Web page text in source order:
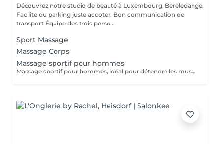
Découvrez notre studio de beauté à Luxembourg, Bereledange.
Facilite du parking juste accoter. Bon communication de
transport Équipe des trois perso...
Sport Massage
Massage Corps
Massage sportif pour hommes
Massage sportif pour hommes, idéal pour détendre les muscles, améliorer la récupération et réduire les tensions. Recommandé après le sport, le travail physique ou en cas de fatigue musculaire.